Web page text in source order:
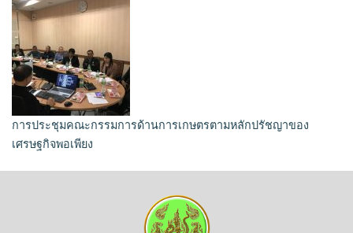
การประชุมคณะกรรมการด้านการเกษตรตามหลักปรัชญาของ
เศรษฐกิจพอเพียง